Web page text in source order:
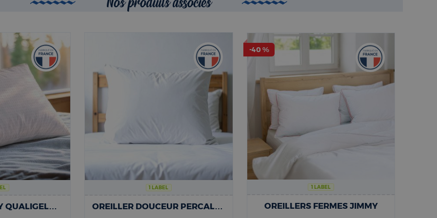
OREILLER DOBBY QUALIGEL® FERME | SAMUEL
1 LABEL
OREILLER DOUCEUR PERCALE FERME | THIBAULT
-40 %
1 LABEL
OREILLERS FERMES JIMMY